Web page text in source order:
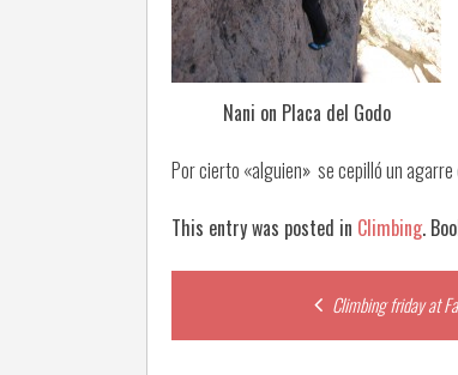
Nani on Placa del Godo
Por cierto «alguien» se cepilló un agarre
This entry was posted in Climbing.
navigation
Climbing friday at